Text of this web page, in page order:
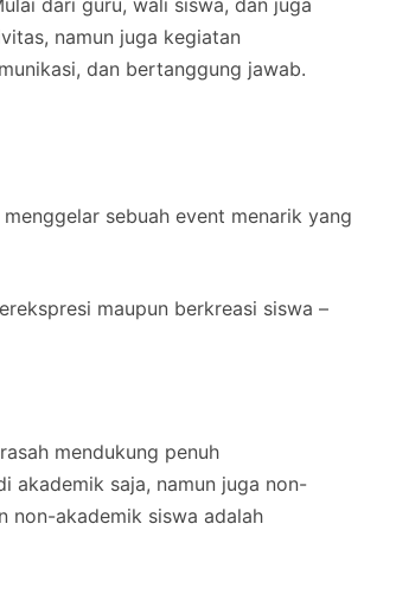
sebuah event menarik yang
maupun berkreasi siswa –
mendukung penuh
akademik saja, namun juga non-
non-akademik siswa adalah